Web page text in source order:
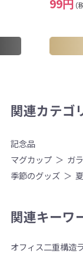
99円
関連カテゴ
記念品
マグカップ
ガ
季節のグッズ
関連キーワ
オフィス二重構造